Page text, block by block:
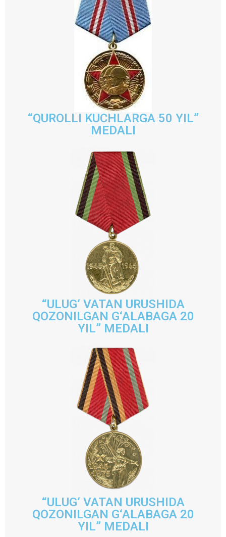
“QUROLLI KUCHLARGA 50 YIL”
MEDALI
“ULUG‘ VATAN URUSHIDA
QOZONILGAN G‘ALABAGA 20
YIL” MEDALI
“ULUG‘ VATAN URUSHIDA
QOZONILGAN G‘ALABAGA 20
YIL” MEDALI